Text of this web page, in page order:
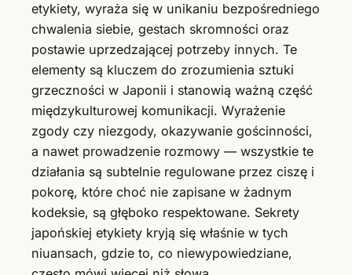
etykiety, wyraża się w unikaniu bezpośredniego
chwalenia siebie, gestach skromności oraz
postawie uprzedzającej potrzeby innych. Te
elementy są kluczem do zrozumienia sztuki
grzeczności w Japonii i stanowią ważną część
międzykulturowej komunikacji. Wyrażenie
zgody czy niezgody, okazywanie gościnności,
a nawet prowadzenie rozmowy — wszystkie te
działania są subtelnie regulowane przez ciszę i
pokorę, które choć nie zapisane w żadnym
kodeksie, są głęboko respektowane. Sekrety
japońskiej etykiety kryją się właśnie w tych
niuansach, gdzie to, co niewypowiedziane,